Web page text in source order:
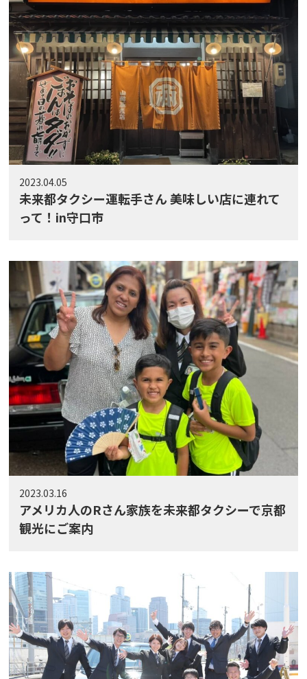
2023.04.05
未来都タクシー運転手さん 美味しい店に連れて
って！in守口市
2023.03.16
アメリカ人のRさん家族を未来都タクシーで京都
観光にご案内